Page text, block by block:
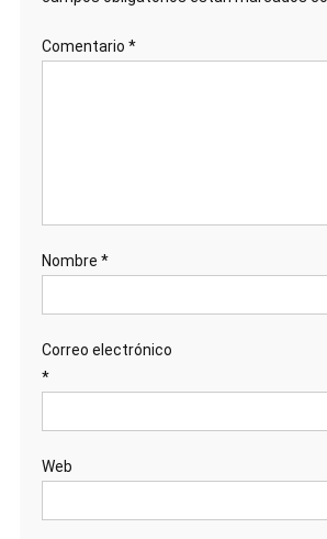
Comentario *
Nombre *
Correo electrónico
*
Web